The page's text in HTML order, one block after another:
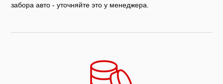
забора авто - уточняйте это у менеджера.